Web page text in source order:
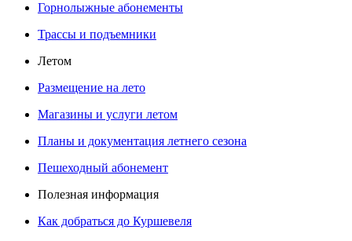
Горнолыжные абонементы
Трассы и подъемники
Летом
Размещение на лето
Магазины и услуги летом
Планы и документация летнего сезона
Пешеходный абонемент
Полезная информация
Как добраться до Куршевеля